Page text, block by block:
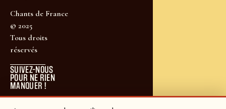
Chants de France
© 2025
Tous droits
réservés
SUIVEZ-NOUS
POUR NE RIEN
MANQUER !